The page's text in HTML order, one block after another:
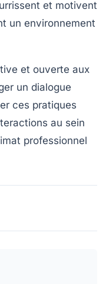
et motivent
un environnement
et ouverte aux
un dialogue
ces pratiques
au sein
professionnel